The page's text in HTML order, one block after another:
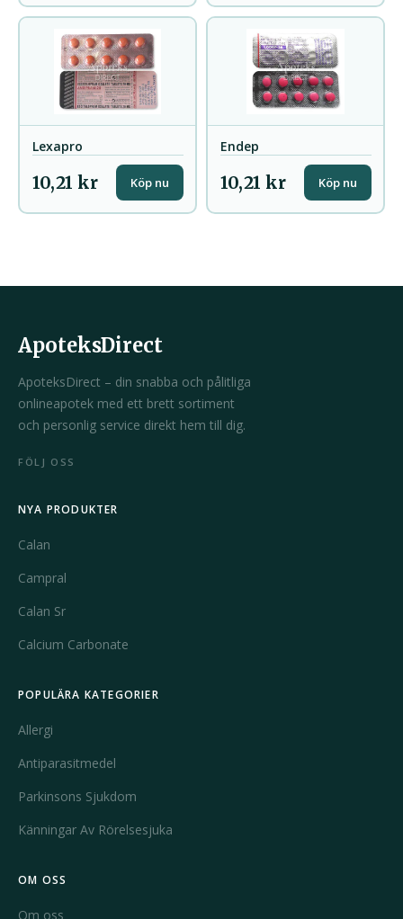
Lexapro
10,21 kr Köp nu
Endep
10,21 kr Köp nu
ApoteksDirect
ApoteksDirect – din snabba och pålitliga
onlineapotek med ett brett sortiment
och personlig service direkt hem till dig.
FÖLJ OSS
NYA PRODUKTER
Calan
Campral
Calan Sr
Calcium Carbonate
POPULÄRA KATEGORIER
Allergi
Antiparasitmedel
Parkinsons Sjukdom
Känningar Av Rörelsesjuka
OM OSS
Om oss